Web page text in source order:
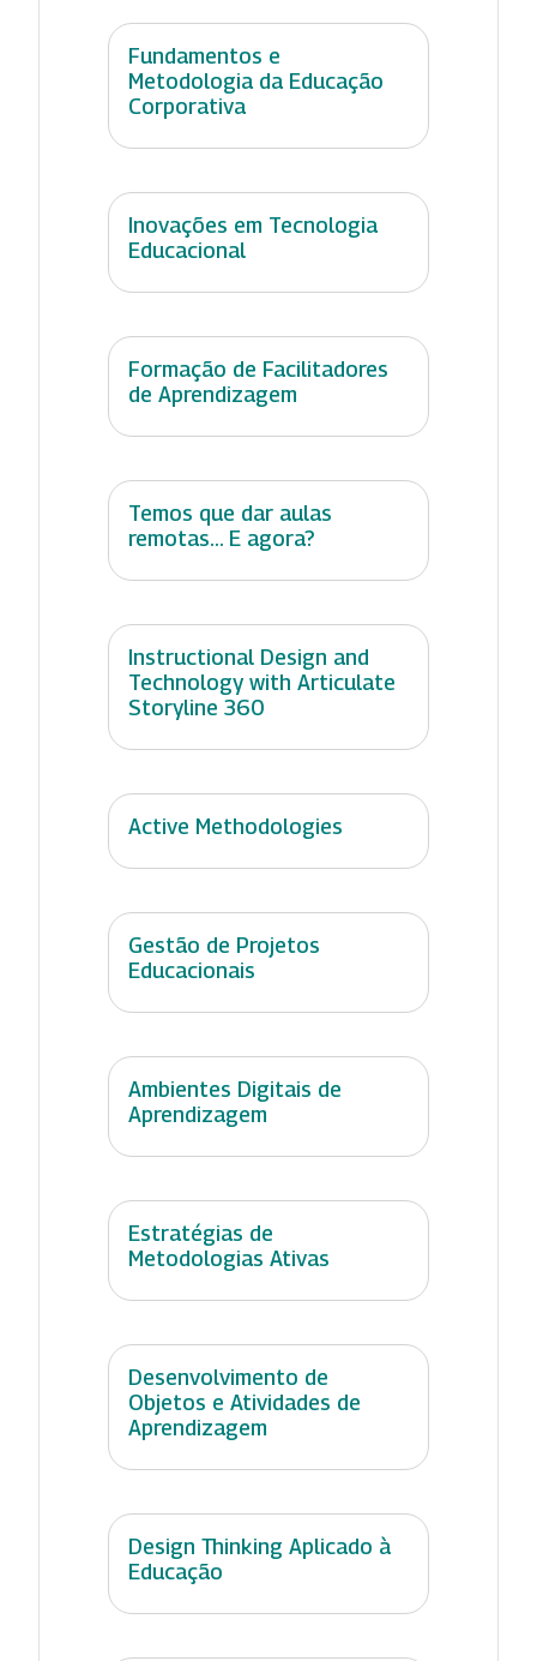
Fundamentos e
Metodologia da Educação
Corporativa
Inovações em Tecnologia
Educacional
Formação de Facilitadores
de Aprendizagem
Temos que dar aulas
remotas... E agora?
Instructional Design and
Technology with Articulate
Storyline 360
Active Methodologies
Gestão de Projetos
Educacionais
Ambientes Digitais de
Aprendizagem
Estratégias de
Metodologias Ativas
Desenvolvimento de
Objetos e Atividades de
Aprendizagem
Design Thinking Aplicado à
Educação